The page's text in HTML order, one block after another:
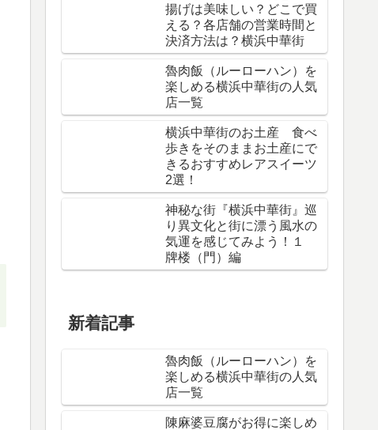
揚げは美味しい？どこで買
える？各店舗の営業時間と
決済方法は？横浜中華街
魯肉飯（ルーローハン）を
楽しめる横浜中華街の人気
店一覧
横浜中華街のお土産 食べ
歩きをそのままお土産にで
きるおすすめレアスイーツ
2選！
神秘な街『横浜中華街』巡
り異文化と街に漂う風水の
気運を感じてみよう！１
牌楼（門）編
新着記事
魯肉飯（ルーローハン）を
楽しめる横浜中華街の人気
店一覧
陳麻婆豆腐がお得に楽しめ